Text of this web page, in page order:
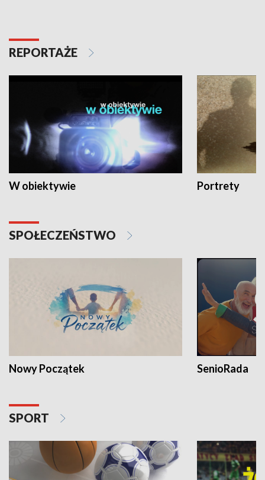
REPORTAŻE
W obiektywie Portrety
SPOŁECZEŃSTWO
Nowy Początek SenioRada
SPORT